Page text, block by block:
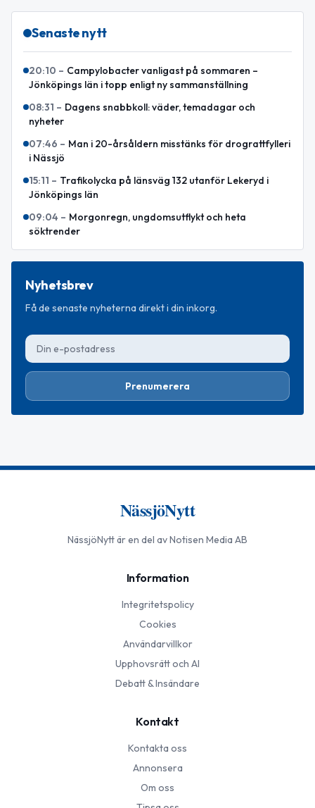
Senaste nytt
20:10 – Campylobacter vanligast på sommaren –
Jönköpings län i topp enligt ny sammanställning
08:31 – Dagens snabbkoll: väder, temadagar och
nyheter
07:46 – Man i 20-årsåldern misstänks för drograttfylleri
i Nässjö
15:11 – Trafikolycka på länsväg 132 utanför Lekeryd i
Jönköpings län
09:04 – Morgonregn, ungdomsutflykt och heta
söktrender
Nyhetsbrev
Få de senaste nyheterna direkt i din inkorg.
Prenumerera
NässjöNytt
NässjöNyttär en del av Notisen Media AB
Information
Integritetspolicy
Cookies
Användarvillkor
Upphovsrätt och AI
Debatt & Insändare
Kontakt
Kontakta oss
Annonsera
Om oss